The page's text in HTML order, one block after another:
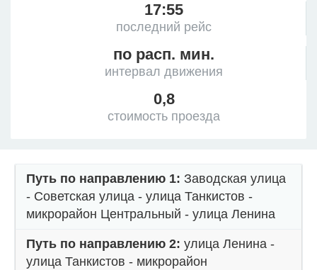
17:55
последний рейс
по расп. мин.
интервал движения
0,8
стоимость проезда
Путь по направлению 1: Заводская улица
- Советская улица - улица Танкистов -
микрорайон Центральный - улица Ленина
Путь по направлению 2: улица Ленина -
улица Танкистов - микрорайон